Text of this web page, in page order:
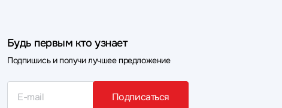
Будь первым кто узнает
Подпишись и получи лучшее предложение
Подписаться